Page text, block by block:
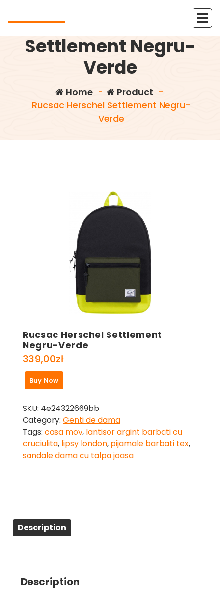
Rucsac Herschel
Settlement Negru-
Verde
Home- Product -
Rucsac Herschel Settlement Negru-
Verde
Rucsac Herschel Settlement
Negru-Verde
339,00zł
Buy Now
SKU: 4e24322669bb
Category: Genti de dama
Tags: casa mov, lantisor argint barbati cu
cruciulita, lipsy london, pijamale barbati tex,
sandale dama cu talpa joasa
Description
Description